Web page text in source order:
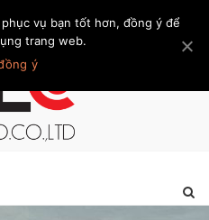
Liên hệ Thành viên
vụ bạn tốt hơn, đồng ý để
trang web.
ý